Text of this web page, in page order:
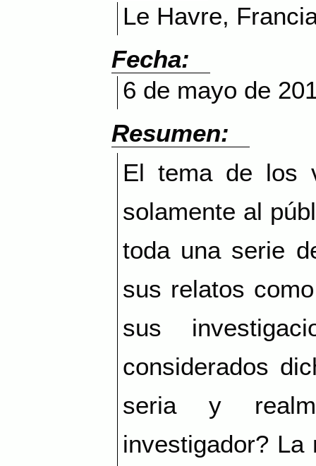
Le Havre,
Fecha:
6 de mayo de
Resumen:
El tema de los
solamente al
toda una serie
sus relatos
sus
considerados
seria y
investigador?